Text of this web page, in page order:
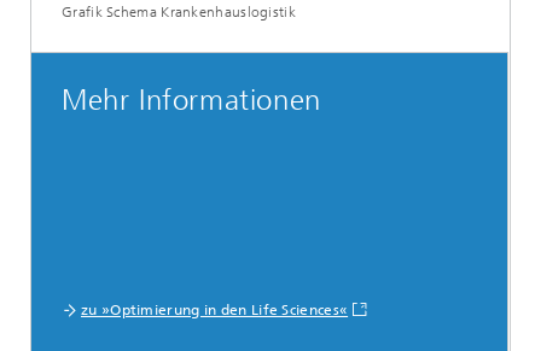
Grafik Schema Krankenhauslogistik
Mehr Informationen
zu »Optimierung in den Life Sciences«